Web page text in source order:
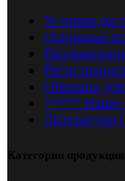
Условия
Основные
Образцы
***** Наши
Литература
Категории продукции